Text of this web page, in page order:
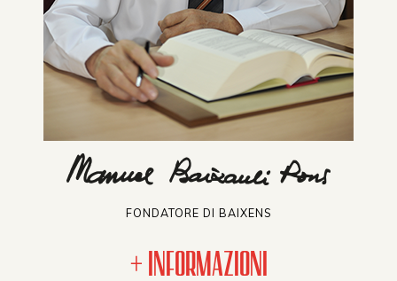
FONDATORE DI BAIXENS
+ INFORMAZIONI